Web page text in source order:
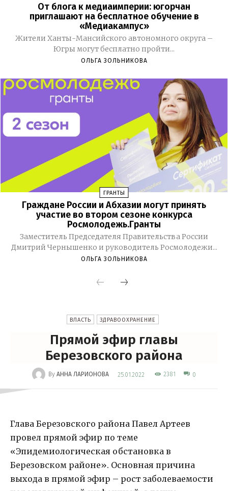
От блога к медиаимперии: югорчан
приглашают на бесплатное обучение в
«Медиакампус»
Жители Ханты-Мансийского автономного округа –
Югры могут бесплатно пройти...
ОЛЬГА ЗОЛЬНИКОВА
ГРАНТЫ
Граждане России и Абхазии могут принять
участие во втором сезоне конкурса
Росмолодежь.Гранты
Заместитель Председателя Правительства России
Дмитрий Чернышенко и руководитель Росмолодежи...
ОЛЬГА ЗОЛЬНИКОВА